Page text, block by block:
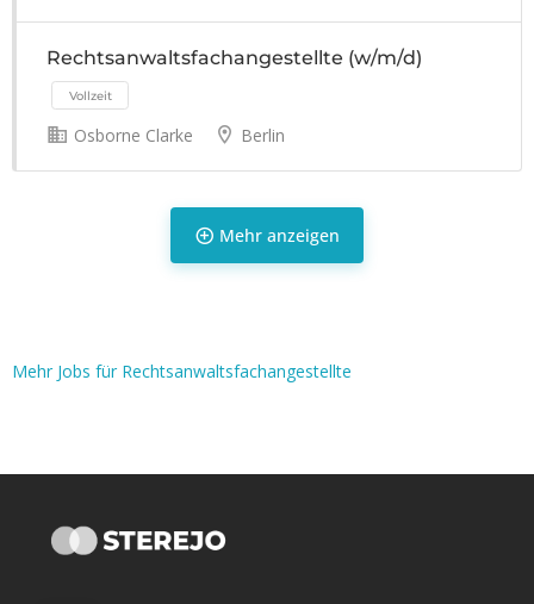
Rechtsanwaltsfachangestellte (w/m/d)
Osborne Clarke Berlin
Mehr anzeigen
Mehr Jobs für Rechtsanwaltsfachangestellte